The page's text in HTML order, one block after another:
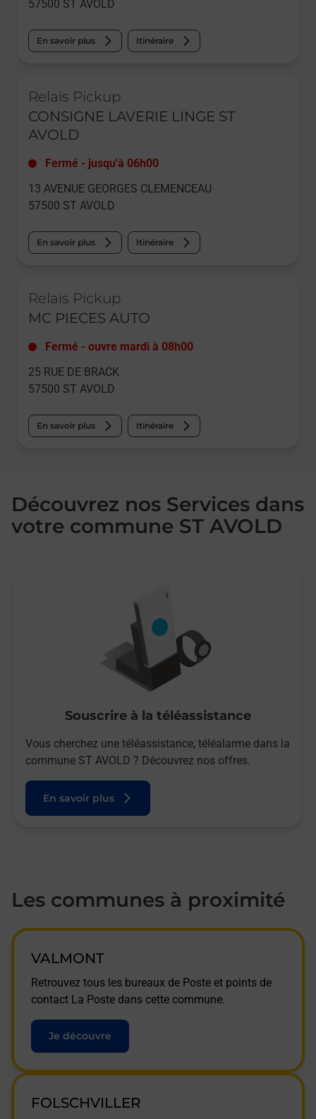
57500 ST AVOLD
En savoir plus Itinéraire
Relais Pickup
CONSIGNE LAVERIE LINGE ST
AVOLD
Fermé - jusqu'à 06h00
13 AVENUE GEORGES CLEMENCEAU
57500 ST AVOLD
En savoir plus Itinéraire
Relais Pickup
MC PIECES AUTO
Fermé - ouvre mardi à 08h00
25 RUE DE BRACK
57500 ST AVOLD
En savoir plus Itinéraire
Découvrez nos Services dans
votre commune ST AVOLD
Souscrire à la téléassistance
Vous cherchez une téléassistance, téléalarme dans la
commune ST AVOLD ? Découvrez nos offres.
En savoir plus
Les communes à proximité
VALMONT
Retrouvez tous les bureaux de Poste et points de
contact La Poste dans cette commune.
Je découvre
FOLSCHVILLER